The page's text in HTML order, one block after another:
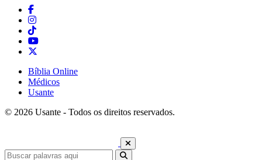
Bíblia Online
Médicos
Usante
© 2026 Usante - Todos os direitos reservados.